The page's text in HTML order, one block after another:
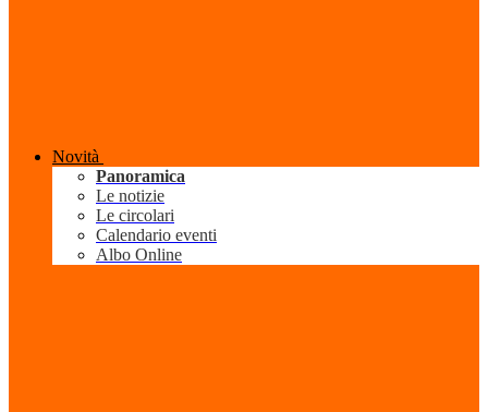
Novità
Panoramica
Le notizie
Le circolari
Calendario eventi
Albo Online